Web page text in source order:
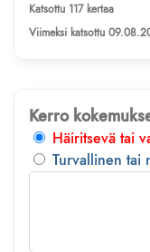
Katsottu 117 kertaa
Viimeksi katsottu
Kerro
Häiritsevä tai
Turvallinen tai